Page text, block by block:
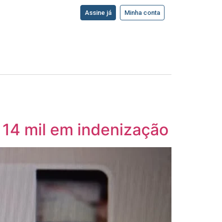
Assine já Minha conta
mil em indenização